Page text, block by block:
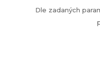
Dle zadaných